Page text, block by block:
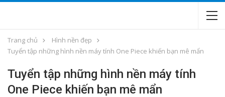
Trang chủ
Hình nền đẹp
Tuyển tập những hình nền máy tính One Piece khiến bạn mê mẩn
Tuyển tập những hình nền máy tính
One Piece khiến bạn mê mẩn